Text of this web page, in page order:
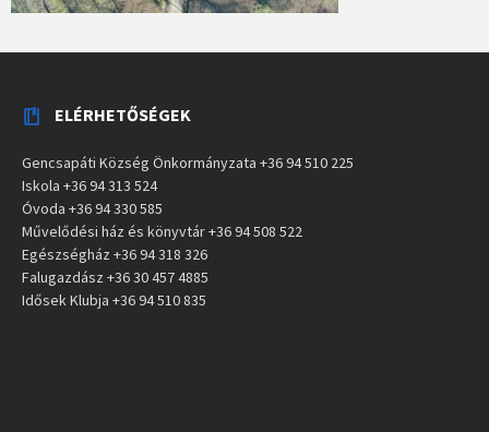
ELÉRHETŐSÉGEK
Gencsapáti Község Önkormányzata +36 94 510 225
Iskola +36 94 313 524
Óvoda +36 94 330 585
Művelődési ház és könyvtár +36 94 508 522
Egészségház +36 94 318 326
Falugazdász +36 30 457 4885
Idősek Klubja +36 94 510 835